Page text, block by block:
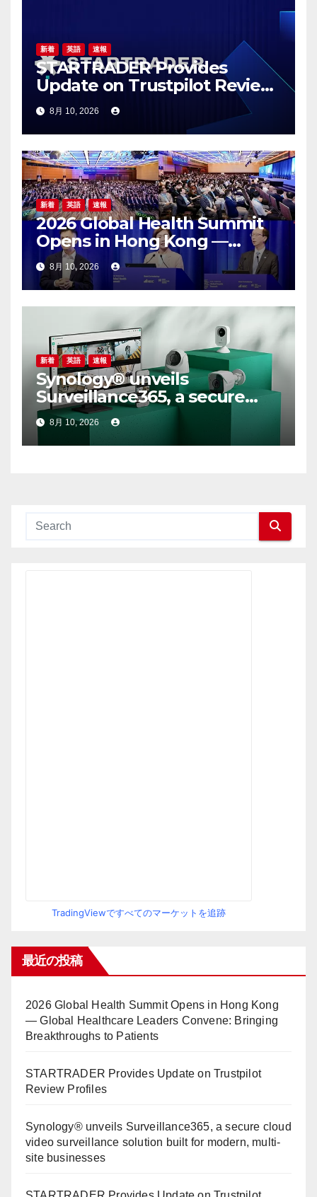
新着 英語 速報
STARTRADER Provides
Update on Trustpilot Review
Profiles
8月 10, 2026
新着 英語 速報
2026 Global Health Summit
Opens in Hong Kong —
Global Healthcare Leaders
Convene: Bringing
Breakthroughs to Patients
8月 10, 2026
新着 英語 速報
Synology® unveils
Surveillance365, a secure
cloud video surveillance
solution built for modern,
multi-site businesses
8月 10, 2026
TradingViewですべてのマーケットを追跡
最近の投稿
2026 Global Health Summit Opens in Hong Kong
— Global Healthcare Leaders Convene: Bringing
Breakthroughs to Patients
STARTRADER Provides Update on Trustpilot
Review Profiles
Synology® unveils Surveillance365, a secure cloud
video surveillance solution built for modern, multi-
site businesses